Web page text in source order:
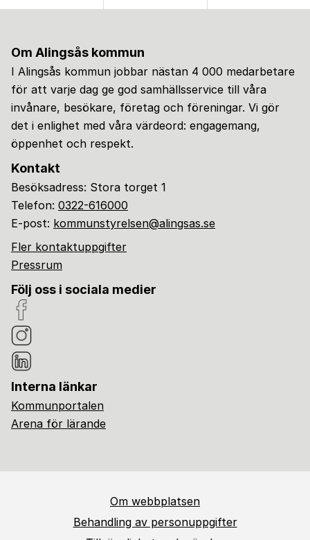
Om Alingsås kommun
I Alingsås kommun jobbar nästan 4 000 medarbetare
för att varje dag ge god samhällsservice till våra
invånare, besökare, företag och föreningar. Vi gör
det i enlighet med våra värdeord: engagemang,
öppenhet och respekt.
Kontakt
Besöksadress: Stora torget 1
Telefon: 0322-616000
E-post: kommunstyrelsen@alingsas.se
Fler kontaktuppgifter
Pressrum
Följ oss i sociala medier
Interna länkar
Kommunportalen
Arena för lärande
Om webbplatsen
Behandling av personuppgifter